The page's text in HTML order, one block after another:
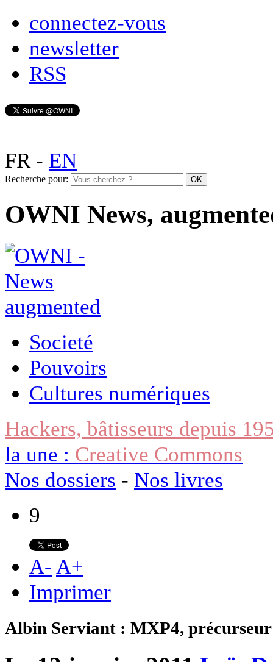
connectez-vous
newsletter
RSS
FR- EN
Recherche pour:
OWNI News,
Societé
Pouvoirs
Cultures numériques
Hackers, bâtisseurs depuis
la une : Creative Commons
Nos dossiers - Nos livres
9
A- A+
Imprimer
Albin Serviant : MXP4, précurseur